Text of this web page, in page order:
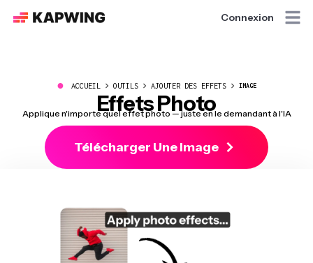
Connexion
● ACCUEIL OUTILS AJOUTER DES EFFETS IMAGE
Effets Photo
Applique n'importe quel effet photo — juste en le demandant à l'IA
Télécharger Une Image